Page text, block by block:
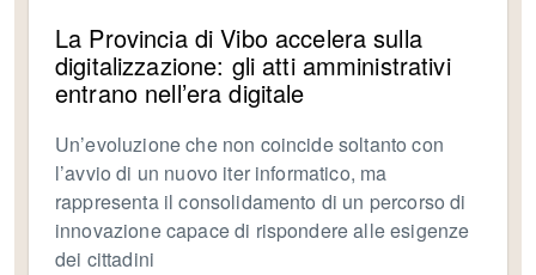
La Provincia di Vibo accelera sulla
digitalizzazione: gli atti amministrativi
entrano nell’era digitale
Un’evoluzione che non coincide soltanto con
l’avvio di un nuovo iter informatico, ma
rappresenta il consolidamento di un percorso di
innovazione capace di rispondere alle esigenze
dei cittadini